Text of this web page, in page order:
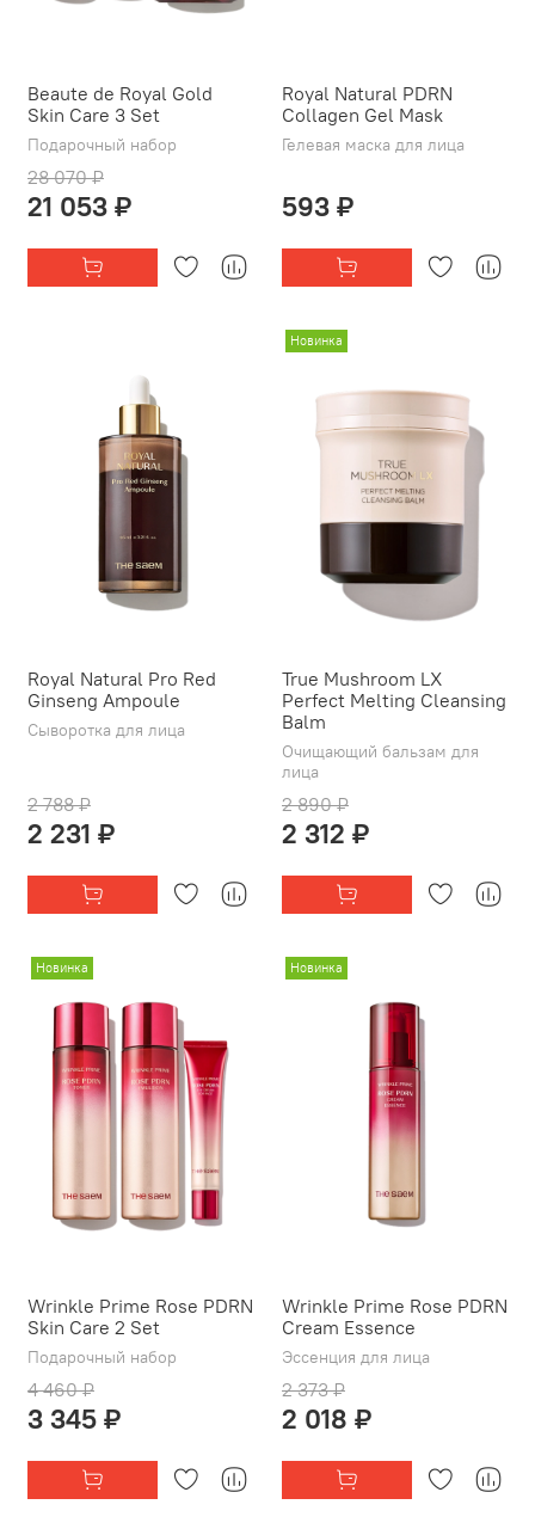
Beaute de Royal Gold
Skin Care 3 Set
Подарочный набор
28 070 ₽
21 053 ₽
Royal Natural PDRN
Collagen Gel Mask
Гелевая маска для лица
593 ₽
Royal Natural Pro Red
Ginseng Ampoule
Сыворотка для лица
2 788 ₽
2 231 ₽
Новинка
True Mushroom LX
Perfect Melting Cleansing
Balm
Очищающий бальзам для
лица
2 890 ₽
2 312 ₽
Новинка
Wrinkle Prime Rose PDRN
Skin Care 2 Set
Подарочный набор
4 460 ₽
3 345 ₽
Новинка
Wrinkle Prime Rose PDRN
Cream Essence
Эссенция для лица
2 373 ₽
2 018 ₽